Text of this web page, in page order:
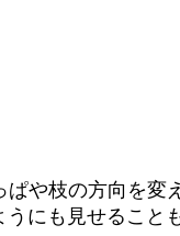
や枝の方向を変
にも見せること